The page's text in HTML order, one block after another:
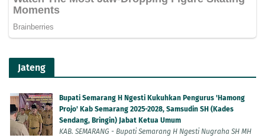
Jateng
Bupati Semarang H Ngesti Kukuhkan Pengurus 'Hamong
Projo' Kab Semarang 2025-2028, Samsudin SH (Kades
Sendang, Bringin) Jabat Ketua Umum
KAB. SEMARANG - Bupati Semarang H Ngesti Nugraha SH MH